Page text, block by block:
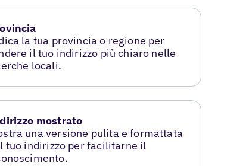
la tua provincia o regione per
il tuo indirizzo più chiaro nelle
locali.
mostrato
una versione pulita e formattata
tuo indirizzo per facilitarne il